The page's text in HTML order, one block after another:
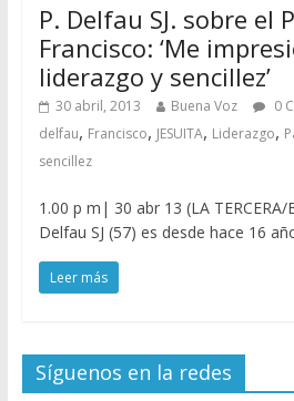
P. Delfau SJ. sobre el
Francisco: ‘Me
liderazgo y sencillez’
30 abril, 2013 Buena Voz 0
delfau, Francisco, JESUITA, Liderazgo,
sencillez
1.00 p m| 30 abr 13 (LA TERCERA/
Delfau SJ (57) es desde hace 16
Leer más
Síguenos en la redes